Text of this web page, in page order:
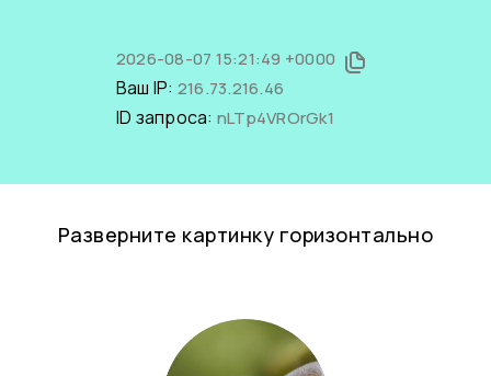
2026-08-07 15:21:49 +0000
Ваш IP: 216.73.216.46
ID запроса: nLTp4VROrGk1
Разверните картинку горизонтально